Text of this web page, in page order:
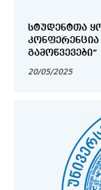
ᲡᲢᲣᲓᲔᲜᲢᲗᲐ ᲧᲝᲕᲔᲚᲬᲚᲘᲣᲠᲘ ᲛᲔᲠᲕᲔ ᲡᲐᲛᲔᲪᲜᲘᲔᲠᲝ
ᲒᲐᲛᲝᲬᲕᲔᲕᲔᲑᲘ“
20/05/2025